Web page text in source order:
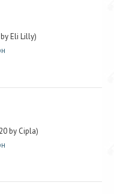
Eli Lilly)
by Cipla)